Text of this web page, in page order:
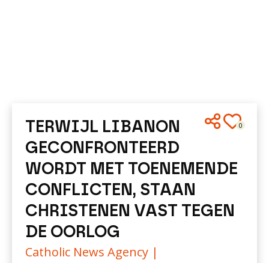
0
TERWIJL LIBANON
GECONFRONTEERD
WORDT MET TOENEMENDE
CONFLICTEN, STAAN
CHRISTENEN VAST TEGEN
DE OORLOG
Catholic News Agency |